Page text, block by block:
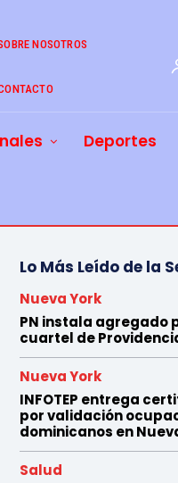
NOSOTROS
Deportes
Lo Más Leído de la
Nueva York
PN instala agregado
cuartel de
Nueva York
INFOTEP entrega
por validación
dominicanos en
Salud